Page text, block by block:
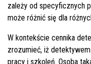
zależy od specyficznych
może różnić się dla
W kontekście cennika
zrozumieć, iż
pracy i szkoleń. Osoba